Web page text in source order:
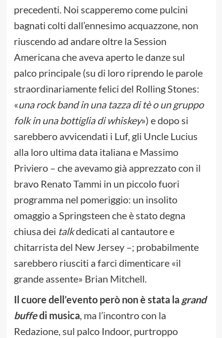
precedenti. Noi scapperemo come pulcini
bagnati colti dall’ennesimo acquazzone, non
riuscendo ad andare oltre la Session
Americana che aveva aperto le danze sul
palco principale (su di loro riprendo le parole
straordinariamente felici del Rolling Stones:
«una rock band in una tazza di tè o un gruppo
folk in una bottiglia di whiskey») e dopo si
sarebbero avvicendati i Luf, gli Uncle Lucius
alla loro ultima data italiana e Massimo
Priviero – che avevamo già apprezzato con il
bravo Renato Tammi in un piccolo fuori
programma nel pomeriggio: un insolito
omaggio a Springsteen che è stato degna
chiusa dei talkdedicati al cantautore e
chitarrista del New Jersey –; probabilmente
sarebbero riusciti a farci dimenticare «il
grande assente» Brian Mitchell.
Il cuore dell’evento però non è stata la grand
buffedi musica, ma l’incontro con la
Redazione, sul palco Indoor, purtroppo